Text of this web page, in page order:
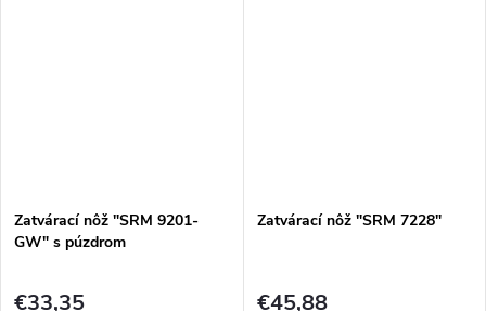
Zatvárací nôž "SRM 9201-
GW" s púzdrom
€33,35
Zatvárací nôž "SRM 7228"
€45,88